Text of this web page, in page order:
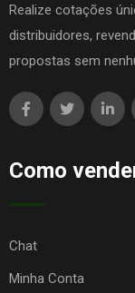
Realize cotações
distribuidores,
propostas sem
Como
Chat
Minha Conta